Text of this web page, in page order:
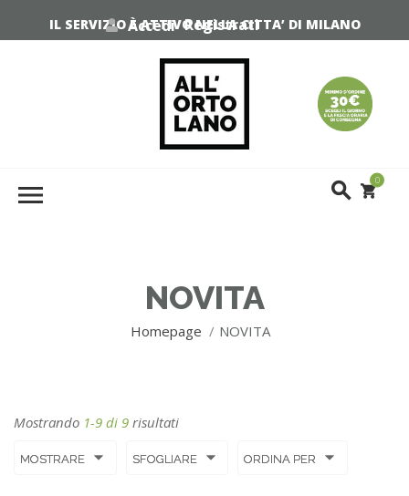
IL SERVIZIO È ATTIVO NELLA CITTA’ DI MILANO
Accedi Registrati
0
NOVITA
Homepage NOVITA
Mostrando 1-9 di 9 risultati
MOSTRARE SFOGLIARE ORDINA PER